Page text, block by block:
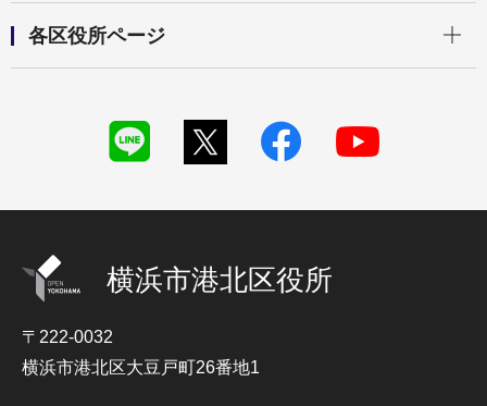
各区役所ページ
横浜市港北区役所
〒222-0032
横浜市港北区大豆戸町26番地1